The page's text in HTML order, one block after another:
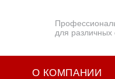
для
О КОМПАНИИ